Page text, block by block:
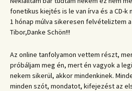
fonetikus kiejtés is le van írva és a CD-
1 hónap múlva sikeresen felvételiztem
Tibor,Danke Schön!!!
Az online tanfolyamon vettem részt,
próbáljam meg én, mert én vagyok a
nekem sikerül, akkor mindenkinek.
minden szót, mondatot, kifejezést az